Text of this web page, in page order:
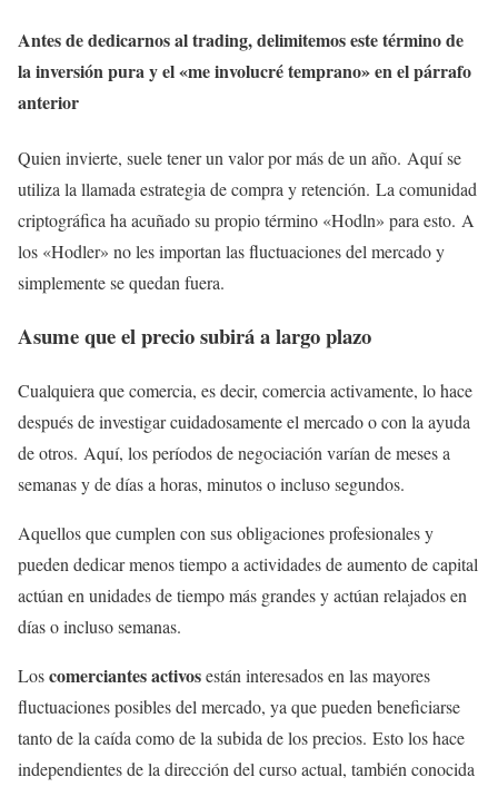
Antes de dedicarnos al trading, delimitemos este término de
la inversión pura y el «me involucré temprano» en el párrafo
anterior
Quien invierte, suele tener un valor por más de un año. Aquí se
utiliza la llamada estrategia de compra y retención. La comunidad
criptográfica ha acuñado su propio término «Hodln» para esto. A
los «Hodler» no les importan las fluctuaciones del mercado y
simplemente se quedan fuera.
Asume que el precio subirá a largo plazo
Cualquiera que comercia, es decir, comercia activamente, lo hace
después de investigar cuidadosamente el mercado o con la ayuda
de otros. Aquí, los períodos de negociación varían de meses a
semanas y de días a horas, minutos o incluso segundos.
Aquellos que cumplen con sus obligaciones profesionales y
pueden dedicar menos tiempo a actividades de aumento de capital
actúan en unidades de tiempo más grandes y actúan relajados en
días o incluso semanas.
Loscomerciantes activosestán interesados en las mayores
fluctuaciones posibles del mercado, ya que pueden beneficiarse
tanto de la caída como de la subida de los precios. Esto los hace
independientes de la dirección del curso actual, también conocida